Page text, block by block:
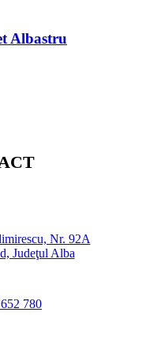
Albastru
Nr. 92A
Judeţul Alba
780